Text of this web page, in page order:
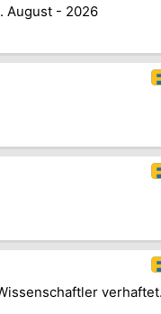
August - 2026
verhaftet.